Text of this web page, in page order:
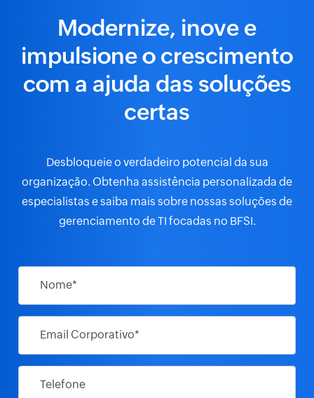
Modernize, inove e
impulsione o crescimento
com a ajuda das soluções
certas
Desbloqueie o verdadeiro potencial da sua
organização. Obtenha assistência personalizada de
especialistas e saiba mais sobre nossas soluções de
gerenciamento de TI focadas no BFSI.
Nome*
Email Corporativo*
Telefone